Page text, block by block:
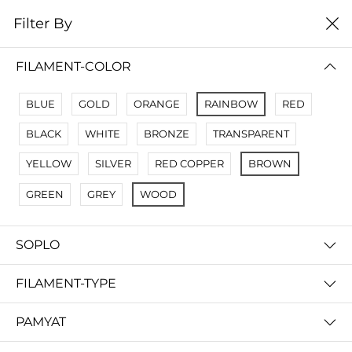
0
No Results
Not Found Filters1
Not Found Filters2
Filter By
FILAMENT-COLOR
BLUE GOLD ORANGE RAINBOW RED
BLACK WHITE BRONZE TRANSPARENT
YELLOW SILVER RED COPPER BROWN
GREEN GREY WOOD
SOPLO
FILAMENT-TYPE
PAMYAT